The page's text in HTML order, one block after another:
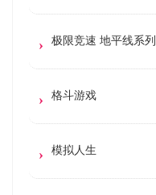
极限竞速 地平线系列
格斗游戏
模拟人生